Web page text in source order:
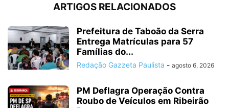
ARTIGOS RELACIONADOS
Prefeitura de Taboão da Serra
Entrega Matrículas para 57
Famílias do...
Redação Gazzeta Paulista - agosto 6, 2026
PM Deflagra Operação Contra
Roubo de Veículos em Ribeirão